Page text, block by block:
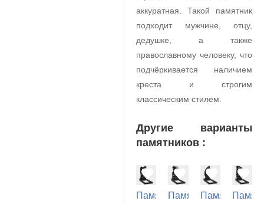
аккуратная. Такой памятник
подходит мужчине, отцу,
дедушке, а также
православному человеку, что
подчёркивается наличием
креста и строгим
классическим стилем.
Другие варианты
памятников :
ПамятникПамятникПамятник